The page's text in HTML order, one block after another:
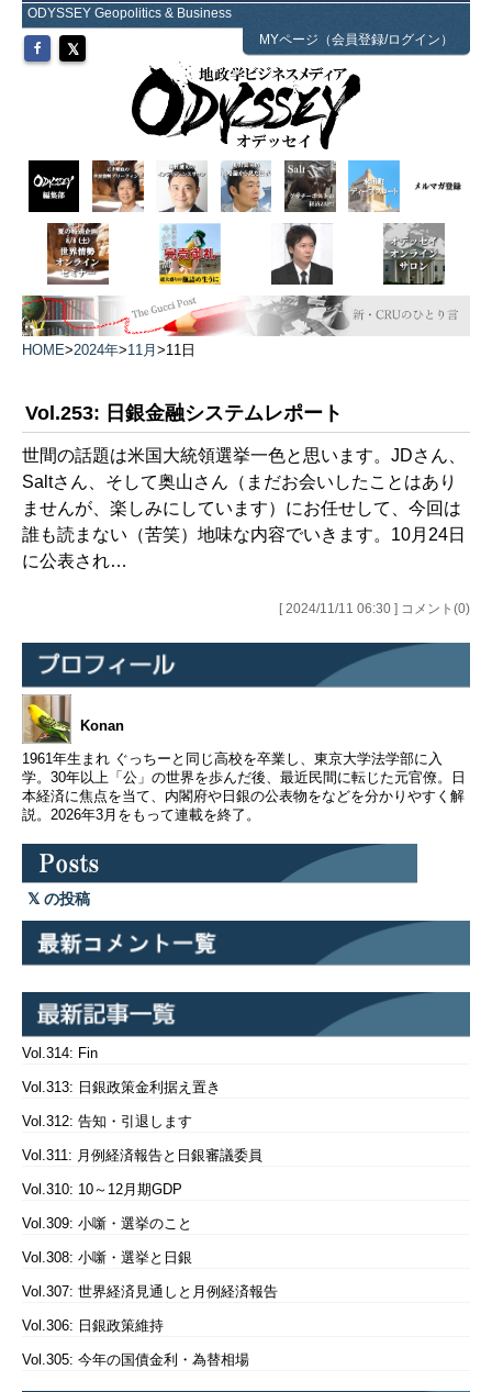
ODYSSEY Geopolitics & Business
MYページ（会員登録/ログイン）
HOME>2024年>11月 >11日
Vol.253: 日銀金融システムレポート
世間の話題は米国大統領選挙一色と思います。JDさん、
Saltさん、そして奥山さん（まだお会いしたことはあり
ませんが、楽しみにしています）にお任せして、今回は
誰も読まない（苦笑）地味な内容でいきます。10月24日
に公表され…
[ 2024/11/11 06:30 ] コメント(0)
Konan
1961年生まれ ぐっちーと同じ高校を卒業し、東京大学法学部に入
学。30年以上「公」の世界を歩んだ後、最近民間に転じた元官僚。日
本経済に焦点を当て、内閣府や日銀の公表物をなどを分かりやすく解
説。2026年3月をもって連載を終了。
の投稿
Vol.314: Fin
Vol.313: 日銀政策金利据え置き
Vol.312: 告知・引退します
Vol.311: 月例経済報告と日銀審議委員
Vol.310: 10～12月期GDP
Vol.309: 小噺・選挙のこと
Vol.308: 小噺・選挙と日銀
Vol.307: 世界経済見通しと月例経済報告
Vol.306: 日銀政策維持
Vol.305: 今年の国債金利・為替相場